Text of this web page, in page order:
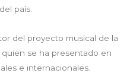
país.
del proyecto musical de la
se ha presentado en
e internacionales.